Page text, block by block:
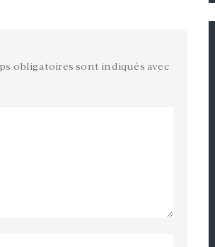
obligatoires sont indiqués avec